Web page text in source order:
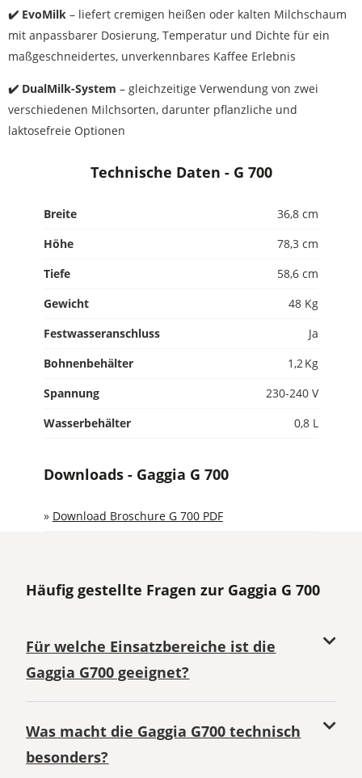
✔️ EvoMilk – liefert cremigen heißen oder kalten Milchschaum
mit anpassbarer Dosierung, Temperatur und Dichte für ein
maßgeschneidertes, unverkennbares Kaffee Erlebnis
✔️ DualMilk-System – gleichzeitige Verwendung von zwei
verschiedenen Milchsorten, darunter pflanzliche und
laktosefreie Optionen
Technische Daten - G 700
Breite
36,8 cm
Höhe
78,3 cm
Tiefe
58,6 cm
Gewicht
48 Kg
Festwasseranschluss
Ja
Bohnenbehälter
1,2 Kg
Spannung
230-240 V
Wasserbehälter
0,8 L
Downloads - Gaggia G 700
» Download Broschure G 700 PDF
Häufig gestellte Fragen zur Gaggia G 700
Für welche Einsatzbereiche ist die
Gaggia G700 geeignet?
Was macht die Gaggia G700 technisch
besonders?